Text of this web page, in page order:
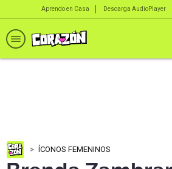
Aprendo en Casa Descarga AudioPlayer
ÍCONOS FEMENINOS